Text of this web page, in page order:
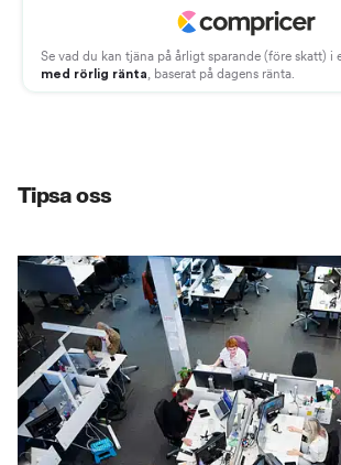
Tipsa oss